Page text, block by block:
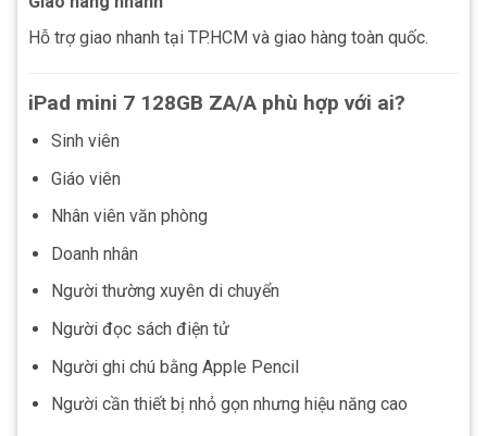
Hỗ trợ giao nhanh tại TP.HCM và giao hàng toàn quốc.
iPad mini 7 128GB ZA/A phù hợp với ai?
Sinh viên
Giáo viên
Nhân viên văn phòng
Doanh nhân
Người thường xuyên di chuyển
Người đọc sách điện tử
Người ghi chú bằng Apple Pencil
Người cần thiết bị nhỏ gọn nhưng hiệu năng cao